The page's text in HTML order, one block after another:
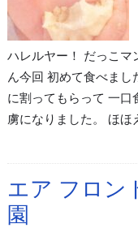
ハレルヤー！ だっこマ
ん今回 初めて食べま
に割ってもらって 一
虜になりました。 ほほ
エア フロン
園